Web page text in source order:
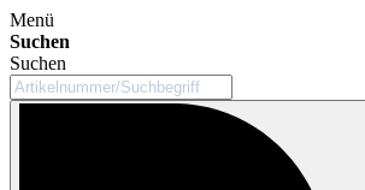
Menü
Suchen
Suchen